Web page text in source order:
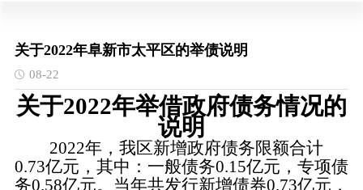
关于2022年阜新市太平区的举债说明
08-22
关于2022年举借政府债务情况的
说明
2022年，我区新增政府债务限额合计
0.73亿元，其中：一般债务0.15亿元，专项债
务0.58亿元。当年共发行新增债券0.73亿元，